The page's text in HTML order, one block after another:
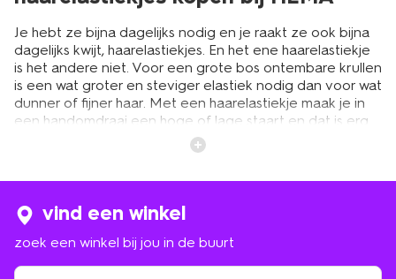
Je hebt ze bijna dagelijks nodig en je raakt ze ook bijna
dagelijks kwijt, haarelastiekjes. En het ene haarelastiekje
is het andere niet. Voor een grote bos ontembare krullen
is een wat groter en steviger elastiek nodig dan voor wat
dunner of fijner haar. Met een haarelastiekje maak je in
een handomdraai een hoge of lage staart en dat is erg
handig als je gaat sporten, je slaapkamer een likje verf
gaat geven of als het buiten lekker warm is. Maar je kunt
allerlei leuke staartjes en vlechten. Of je nu lang haar
hebt of wat korter, krullend of steil.
vind een winkel
zoek een winkel bij jou in de buurt
zoek